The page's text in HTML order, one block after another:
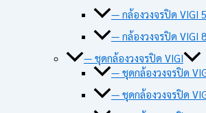
— กล้องวงจรปิด VIGI
— กล้องวงจรปิด VIGI
— ชุดกล้องวงจรปิด VIGI
— ชุดกล้องวงจรปิด
— ชุดกล้องวงจรปิด